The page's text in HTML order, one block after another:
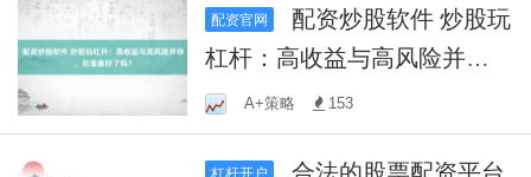
配资官网
杠杆：高收益与高风险并
存，你准备好了吗？
A+策略 153
杠杆开户